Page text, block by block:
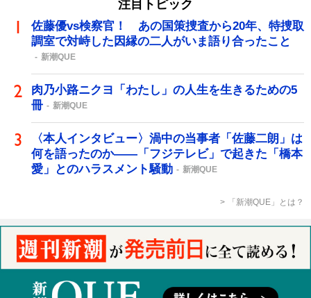
注目トピック
佐藤優vs検察官！ あの国策捜査から20年、特捜取
調室で対峙した因縁の二人がいま語り合ったこと
新潮QUE
肉乃小路ニクヨ「わたし」の人生を生きるための5
冊
新潮QUE
〈本人インタビュー〉渦中の当事者「佐藤二朗」は
何を語ったのか――「フジテレビ」で起きた「橋本
愛」とのハラスメント騒動
新潮QUE
「新潮QUE」とは？